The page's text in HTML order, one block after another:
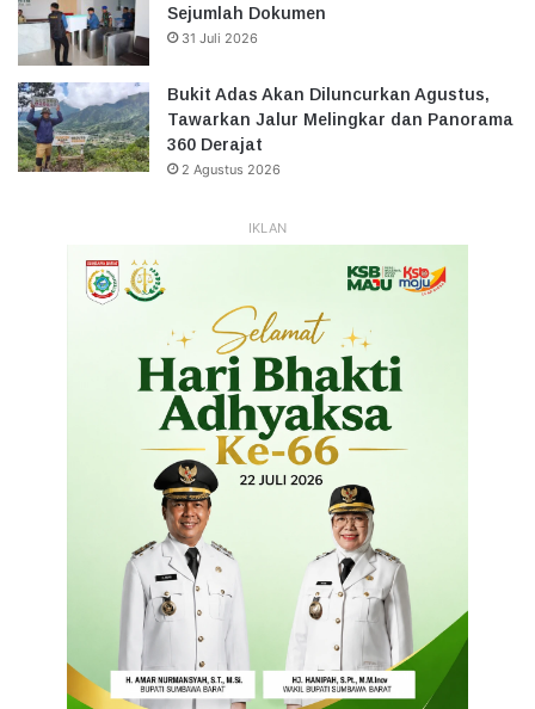
Sejumlah Dokumen
31 Juli 2026
Bukit Adas Akan Diluncurkan Agustus,
Tawarkan Jalur Melingkar dan Panorama
360 Derajat
2 Agustus 2026
IKLAN